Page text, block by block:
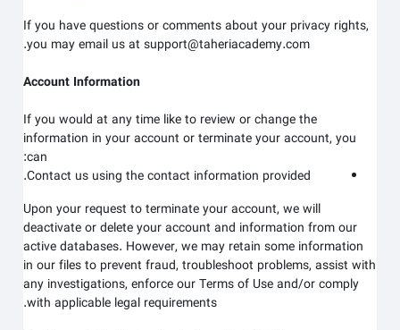
If you have questions or comments about your privacy rights,
you may email us atsupport@taheriacademy.com
.
Account Information
If you would at any time like to review or change the
information in your account or terminate your account, you
can:
Contact us using the contact information provided.
Upon your request to terminate your account, we will
deactivate or delete your account and information from our
active databases. However, we may retain some information
in our files to prevent fraud, troubleshoot problems, assist with
any investigations, enforce our Terms of Use and/or comply
with applicable legal requirements.